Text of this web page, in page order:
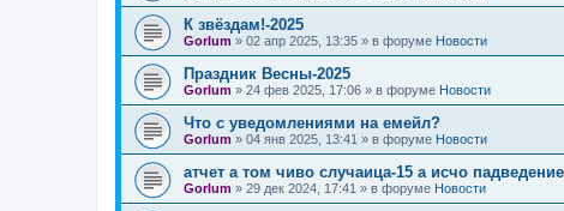
К звёздам!-2025
Gorlum » 02 апр 2025, 13:35 » в форуме Новости
Праздник Весны-2025
Gorlum » 24 фев 2025, 17:06 » в форуме Новости
Что с уведомлениями на емейл?
Gorlum » 04 янв 2025, 13:41 » в форуме Новости
атчет а том чиво случаица-15 а исчо падведение
Gorlum » 29 дек 2024, 17:41 » в форуме Новости